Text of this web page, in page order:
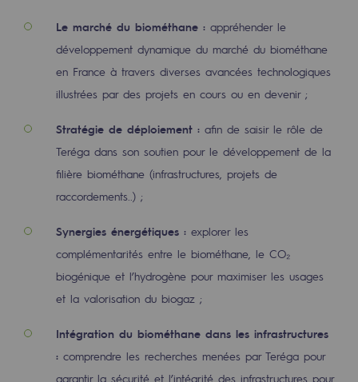
Sécurité et cybersécurité
Santé et sécurité au travail
Gouvernance responsable
Gouvernance responsable
Organisation
Éthique et conformité
Fonds de dotation
Le marché du biométhane : appréhender le
développement dynamique du marché du biométhane
en France à travers diverses avancées technologiques
illustrées par des projets en cours ou en devenir ;
Stratégie de déploiement : afin de saisir le rôle de
Teréga dans son soutien pour le développement de la
filière biométhane (infrastructures, projets de
raccordements..) ;
Synergies énergétiques : explorer les
complémentarités entre le biométhane, le CO₂
biogénique et l’hydrogène pour maximiser les usages
et la valorisation du biogaz ;
Intégration du biométhane dans les infrastructures
: comprendre les recherches menées par Teréga pour
garantir la sécurité et l’intégrité des infrastructures pour